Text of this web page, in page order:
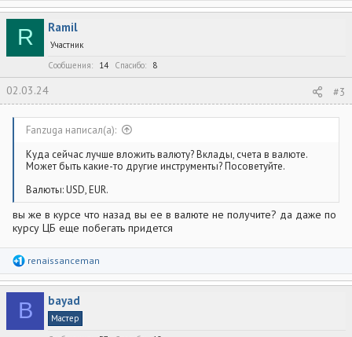
а
к
R Ramil
Участник
Сообщения
14 Спасибо 8
02.03.24 #3
Fanzuga написал(а):
Куда сейчас лучше вложить валюту? Вклады, счета в валюте.
Может быть какие-то другие инструменты? Посоветуйте.
Валюты: USD, EUR.
вы же в курсе что назад вы ее в валюте не получите? да даже по
курсу ЦБ еще побегать придется
Р
а
к
ц
и
renaissanceman
B bayad
Мастер